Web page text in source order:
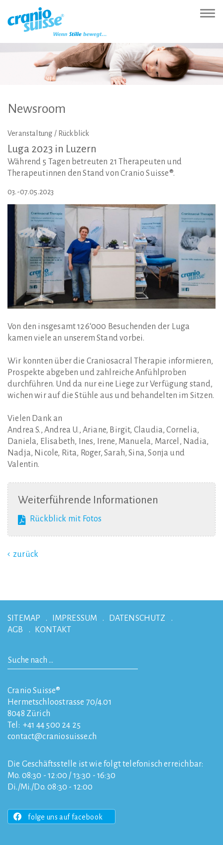
(Accesskey
Hauptnavigation
(Accesskey
Inhalt
(Accesskey
Sprachumschaltung
(Accesskey
Newsroom
Veranstaltung / Rückblick
Luga 2023 in Luzern
Während 5 Tagen betreuten 21 Therapeuten und
Therapeutinnen den Stand von Cranio Suisse®.
03.-07.05.2023
Von den insgesamt 126‘000 Besuchenden der Luga
kamen viele an unserem Stand vorbei.
Wir konnten über die Craniosacral Therapie informieren,
Prospekte abgeben und zahlreiche Anfühlproben
durchführen. Und da nur eine Liege zur Verfügung stand,
wichen wir auf die Stühle aus und behandelten im Sitzen.
Vielen Dank an
Andrea S., Andrea U., Ariane, Birgit, Claudia, Cornelia,
Daniela, Elisabeth, Ines, Irene, Manuela, Marcel, Nadia,
Nadja, Nicole, Rita, Roger, Sarah, Sina, Sonja und
Valentin.
Weiterführende Informationen
Rückblick mit Fotos
zurück
SITEMAP IMPRESSUM
DATENSCHUTZ
AGB
KONTAKT
Cranio Suisse®
Hermetschloostrasse 70/4.01
8048 Zürich
Tel: +41 44 500 24 25
contact
craniosuisse.ch
Die Geschäftsstelle ist wie folgt telefonisch erreichbar:
Mo. 08:30 - 12:00 / 13:30 - 16:30
Di./Mi./Do. 08:30 - 12:00
folge uns auf facebook